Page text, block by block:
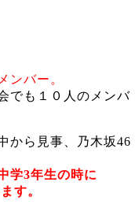
ンバー。
でも１０人のメンバ
から見事、乃木坂46
学3年生の時に
す。